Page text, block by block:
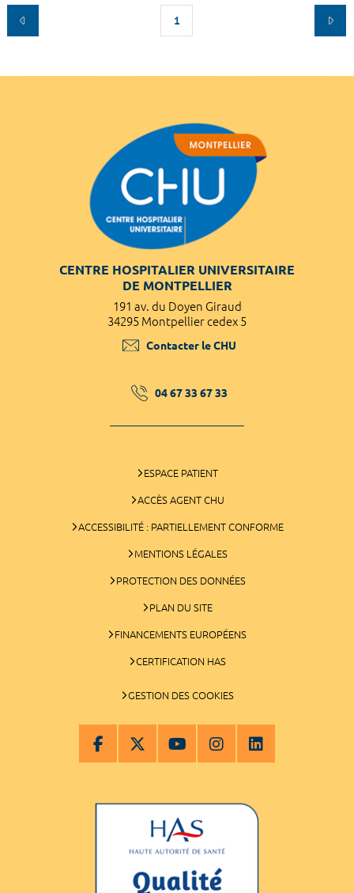
1
CENTRE HOSPITALIER UNIVERSITAIRE
DE MONTPELLIER
191 av. du Doyen Giraud
34295 Montpellier cedex 5
Contacter le CHU
04 67 33 67 33
ESPACE PATIENT
ACCÈS AGENT CHU
ACCESSIBILITÉ : PARTIELLEMENT CONFORME
MENTIONS LÉGALES
PROTECTION DES DONNÉES
PLAN DU SITE
FINANCEMENTS EUROPÉENS
CERTIFICATION HAS
GESTION DES COOKIES